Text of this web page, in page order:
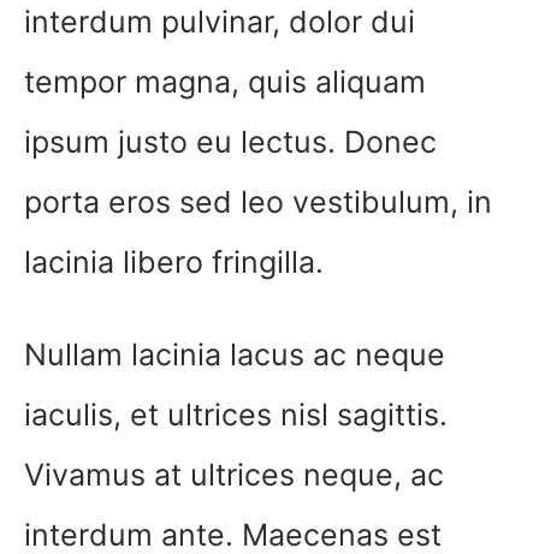
interdum pulvinar, dolor dui
tempor magna, quis aliquam
ipsum justo eu lectus. Donec
porta eros sed leo vestibulum, in
lacinia libero fringilla.
Nullam lacinia lacus ac neque
iaculis, et ultrices nisl sagittis.
Vivamus at ultrices neque, ac
interdum ante. Maecenas est